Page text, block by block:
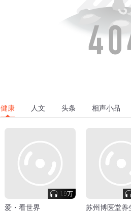
健康 人文 头条 相声小品
1.9万
爱・看世界
苏州博医堂养